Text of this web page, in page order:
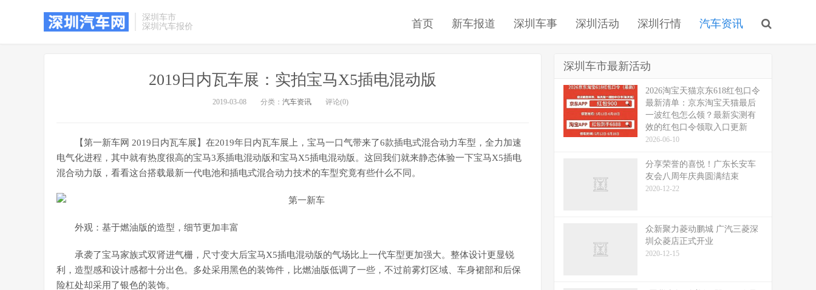
深圳车市
深圳汽车报价
首页 新车报道 深圳车事 深圳活动 深圳行情 汽车资讯
2019日内瓦车展：实拍宝马X5插电混动版
2019-03-08 分类： 汽车资讯 评论(0)
【第一新车网 2019日内瓦车展】在2019年日内瓦车展上，宝马一口气带来了6款插电式混合动力车型，全力加速
电气化进程，其中就有热度很高的宝马3系插电混动版和宝马X5插电混动版。这回我们就来静态体验一下宝马X5插电
混合动力版，看看这台搭载最新一代电池和插电式混合动力技术的车型究竟有些什么不同。
外观：基于燃油版的造型，细节更加丰富
承袭了宝马家族式双肾进气栅，尺寸变大后宝马X5插电混动版的气场比上一代车型更加强大。整体设计更显锐
利，造型感和设计感都十分出色。多处采用黑色的装饰件，比燃油版低调了一些，不过前雾灯区域、车身裙部和后保
险杠处却采用了银色的装饰。
深圳车市最新活动
2026淘宝天猫京东618红包口令
最新清单：京东淘宝天猫最后
一波红包怎么领？最新实测有
效的红包口令领取入口更新
2026-06-10
分享荣誉的喜悦！广东长安车
友会八周年庆典圆满结束
2020-12-22
众新聚力菱动鹏城 广汽三菱深
圳众菱店正式开业
2020-12-15